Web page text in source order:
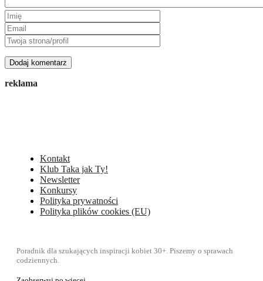
reklama
Kontakt
Klub Taka jak Ty!
Newsletter
Konkursy
Polityka prywatności
Polityka plików cookies (EU)
Poradnik dla szukających inspiracji kobiet 30+. Piszemy o sprawach
codziennych.